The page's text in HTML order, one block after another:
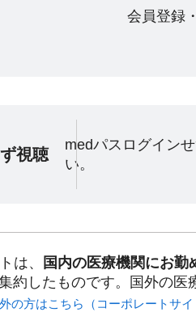
会員登録
視聴
medパスログイン
い。
は、 国内の医療機関にお勤
約したものです。国外の医
の方はこちら（コーポレートサイ